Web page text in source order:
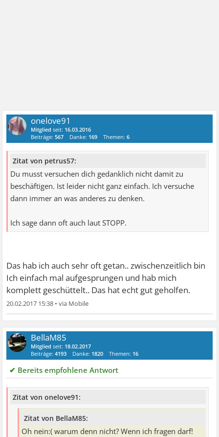
onelove91
Mitglied seit: 16.03.2016
Beiträge:567 Danke: 169 Themen:6
Zitat von petrus57:
Du musst versuchen dich gedanklich nicht damit zu
beschäftigen. Ist leider nicht ganz einfach. Ich versuche
dann immer an was anderes zu denken.
Ich sage dann oft auch laut STOPP.
Das hab ich auch sehr oft getan.. zwischenzeitlich bin
Ich einfach mal aufgesprungen und hab mich
komplett geschüttelt.. Das hat echt gut geholfen.
20.02.2017 15:38 •
BellaM85
Mitglied seit: 18.02.2017
Beiträge:4193 Danke: 1820 Themen: 16
✔ Bereits empfohlene Antwort
Zitat von onelove91:
Zitat von BellaM85:
Oh nein:( warum denn nicht? Wenn ich fragen darf!